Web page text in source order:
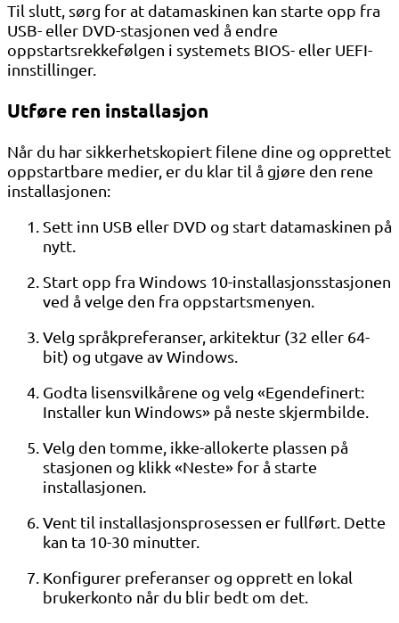
Til slutt, sørg for at datamaskinen kan starte opp fra
USB- eller DVD-stasjonen ved å endre
oppstartsrekkefølgen i systemets BIOS- eller UEFI-
innstillinger.
Utføre ren installasjon
Når du har sikkerhetskopiert filene dine og opprettet
oppstartbare medier, er du klar til å gjøre den rene
installasjonen:
Sett inn USB eller DVD og start datamaskinen på
nytt.
Start opp fra Windows 10-installasjonsstasjonen
ved å velge den fra oppstartsmenyen.
Velg språkpreferanser, arkitektur (32 eller 64-
bit) og utgave av Windows.
Godta lisensvilkårene og velg «Egendefinert:
Installer kun Windows» på neste skjermbilde.
Velg den tomme, ikke-allokerte plassen på
stasjonen og klikk «Neste» for å starte
installasjonen.
Vent til installasjonsprosessen er fullført. Dette
kan ta 10-30 minutter.
Konfigurer preferanser og opprett en lokal
brukerkonto når du blir bedt om det.